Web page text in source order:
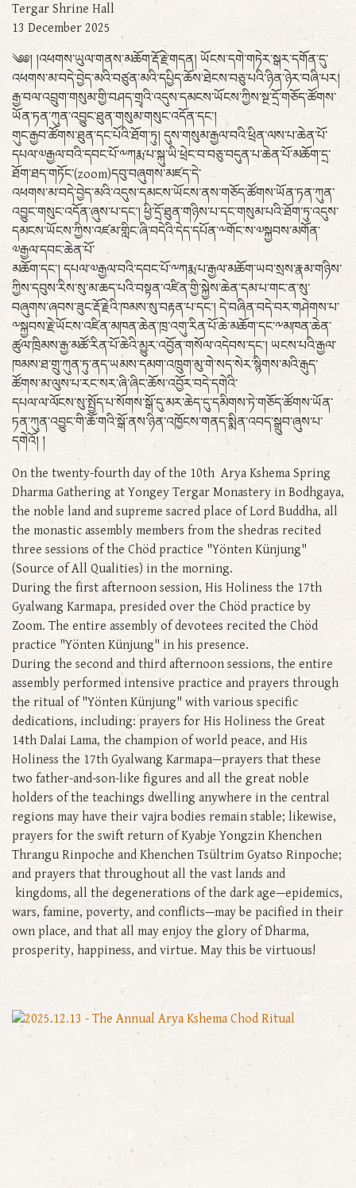
Tergar Shrine Hall
13 December 2025
༄༅། །འཕགས་ཡུལ་གནས་མཆོག་རྡོ་རྗེ་གདན། ཡོངས་དགེ་གཏེར་སྒར་དགོན་དུ་
འཕགས་མ་བདེ་བྱེད་མའི་བཙུན་མའི་དཔྱིད་ཆོས་ཐེངས་བཅུ་པའི་ཉིན་ཉེར་བཞི་པར།
རྒྱ་བལ་འབྲུག་གསུམ་གྱི་བཤད་གྲྭའི་འདུས་དམངས་ཡོངས་ཀྱིས་སྔ་དྲོ་གཅོད་ཚོགས་
ཡོན་ཏན་ཀུན་འབྱུང་ཐུན་གསུམ་གསུང་འདོན་དང་།
གུང་རྒྱབ་ཚོགས་ཐུན་དང་པོའི་ཐོག་ཏུ། དུས་གསུམ་རྒྱལ་བའི་ཕྲིན་ལས་པ་ཆེན་པོ་
དཔལ་༧རྒྱལ་བའི་དབང་པོ་༸ཀརྨ་པ་སྐུ་ཡི་ཕྲེང་བ་བཅུ་བདུན་པ་ཆེན་པོ་མཆོག་དྲ་
ཐོག་ཐད་གཏོང་(zoom)དབུ་བཞུགས་མཛད་དེ་
འཕགས་མ་བདེ་བྱེད་མའི་འདུས་དམངས་ཡོངས་ནས་གཅོད་ཚོགས་ཡོན་ཏན་ཀུན་
འབྱུང་གསུང་འདོན་ཞུས་པ་དང་། ཕྱི་དྲོ་ཐུན་གཉིས་པ་དང་གསུམ་པའི་ཐོག་ཏུ་འདུས་
དམངས་ཡོངས་ཀྱིས་འཛམ་གླིང་ཞི་བདེའི་དེད་དཔོན་༸གོང་ས་༧སྐྱབས་མགོན་
༧རྒྱལ་དབང་ཆེན་པོ་
མཆོག་དང་། དཔལ་༧རྒྱལ་བའི་དབང་པོ་༸ཀརྨ་པ་རྒྱལ་མཆོག་ཡབ་སྲས་རྣམ་གཉིས་
ཀྱིས་དབུས་རིས་སུ་མ་ཆད་པའི་བསྟན་འཛིན་གྱི་སྐྱེས་ཆེན་དམ་པ་གང་ན་སུ་
བཞུགས་ཞབས་ཟུང་རྡོ་རྗེའི་ཁམས་སུ་བརྟན་པ་དང་། དེ་བཞིན་བདེ་བར་གཤེགས་པ་
༸སྐྱབས་རྗེ་ཡོངས་འཛིན་མཁན་ཆེན་ཁྲ་འགུ་རིན་པོ་ཆེ་མཆོག་དང་༸མཁན་ཆེན་
ཚུལ་ཁྲིམས་རྒྱ་མཚོ་རིན་པོ་ཆེའི་མྱུར་འབྱོན་གསོལ་འདེབས་དང་། ཡངས་པའི་རྒྱལ་
ཁམས་ཐ་གྲུ་ཀུན་ཏུ་ནད་ཡམས་དམག་འཁྲུག་མུ་གེ་སད་སེར་སྙིགས་མའི་རྒུད་
ཚོགས་མ་ལུས་པ་རང་སར་ཞི་ཞིང་ཆོས་འབྱོར་བདེ་དགེའི་
དཔལ་ལ་ལོངས་སུ་སྤྱོད་པ་སོགས་སྒོ་དུ་མར་ཆེད་དུ་དམིགས་ཏེ་གཅོད་ཚོགས་ཡོན་
ཏན་ཀུན་འབྱུང་གི་ཆོ་གའི་སྒོ་ནས་ཉིན་འཁྱོངས་གནད་སྨིན་འབད་སྒྲུབ་ཞུས་པ་
དགེའོ། །
On the twenty-fourth day of the 10th Arya Kshema Spring
Dharma Gathering at Yongey Tergar Monastery in Bodhgaya,
the noble land and supreme sacred place of Lord Buddha, all
the monastic assembly members from the shedras recited
three sessions of the Chöd practice "Yönten Künjung"
(Source of All Qualities) in the morning.
During the first afternoon session, His Holiness the 17th
Gyalwang Karmapa, presided over the Chöd practice by
Zoom. The entire assembly of devotees recited the Chöd
practice "Yönten Künjung" in his presence.
During the second and third afternoon sessions, the entire
assembly performed intensive practice and prayers through
the ritual of "Yönten Künjung" with various specific
dedications, including: prayers for His Holiness the Great
14th Dalai Lama, the champion of world peace, and His
Holiness the 17th Gyalwang Karmapa—prayers that these
two father-and-son-like figures and all the great noble
holders of the teachings dwelling anywhere in the central
regions may have their vajra bodies remain stable; likewise,
prayers for the swift return of Kyabje Yongzin Khenchen
Thrangu Rinpoche and Khenchen Tsültrim Gyatso Rinpoche;
and prayers that throughout all the vast lands and
kingdoms, all the degenerations of the dark age—epidemics,
wars, famine, poverty, and conflicts—may be pacified in their
own place, and that all may enjoy the glory of Dharma,
prosperity, happiness, and virtue. May this be virtuous!